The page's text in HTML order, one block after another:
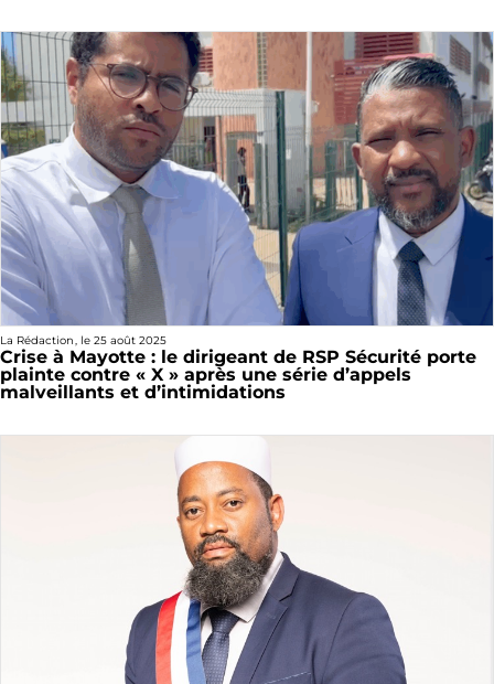
La Rédaction, le 25 août 2025
Crise à Mayotte : le dirigeant de RSP Sécurité porte
plainte contre « X » après une série d’appels
malveillants et d’intimidations